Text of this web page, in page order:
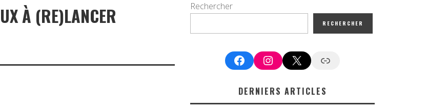
À (RE)LANCER Rechercher
RECHERCHER
FacebookInstagram
X Google News
DERNIERS ARTICLES